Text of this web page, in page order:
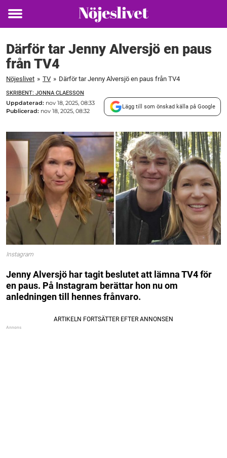
Toggle
Därför tar Jenny Alversjö en paus
från TV4
Nöjeslivet » TV » Därför tar Jenny Alversjö en paus från TV4
SKRIBENT: JONNA CLAESSON
Uppdaterad: nov 18, 2025, 08:33
Publicerad: nov 18, 2025, 08:32
Lägg till som önskad källa på Google
Instagram
Jenny Alversjö har tagit beslutet att lämna TV4 för
en paus. På Instagram berättar hon nu om
anledningentill hennes frånvaro.